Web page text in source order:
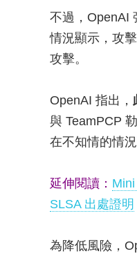
不過，OpenAI
情況顯示，攻
攻擊。
OpenAI 指出，
與 TeamPCP
在不知情的情
延伸閱讀：
SLSA 出處證明
為降低風險，